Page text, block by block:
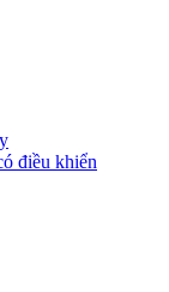
điều khiển